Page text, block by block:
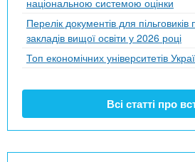
Перелік документів для пільговиків
закладів вищої освіти у 2026 році
Топ економічних університетів
Всі статті про